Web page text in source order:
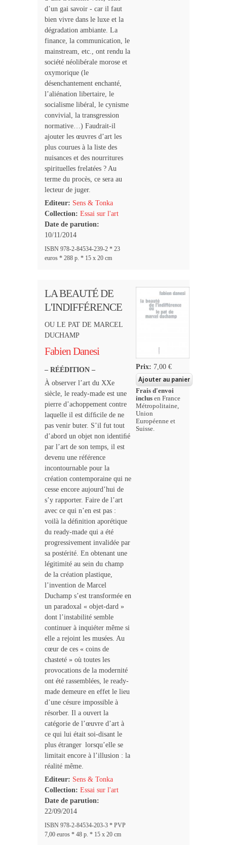
d’un gai savoir - car il faut
bien vivre dans le luxe et la
dégradation ambiante. La
finance, la communication, le
mainstream, etc., ont rendu la
société néolibérale morose et
oxymorique (le
désenchantement enchanté,
l’aliénation libertaire, le
socialisme libéral, le cynisme
convivial, la transgression
normative…) Faudrait-il
ajouter les œuvres d’art les
plus courues à la liste des
nuisances et des nourritures
spirituelles frelatées ? Au
terme du procès, ce sera au
lecteur de juger.
Editeur: Sens & Tonka
Collection: Essai sur l'art
Date de parution:
10/11/2014
ISBN 978-2-84534-239-2 * 23
euros * 288 p. * 15 x 20 cm
LA BEAUTÉ DE
L'INDIFFÉRENCE
OU LE PAT DE MARCEL
DUCHAMP
Fabien Danesi
– RÉÉDITION –
À observer l’art du XXe
siècle, le ready-made est une
pierre d’achoppement contre
laquelle il est difﬁcile de ne
pas venir buter. S’il fut tout
d’abord un objet non identiﬁé
par l’art de son temps, il est
devenu une référence
incontournable pour la
création contemporaine qui ne
cesse encore aujourd’hui de
s’y rapporter. Faire de l’art
avec ce qui n’en est pas :
voilà la déﬁnition aporétique
du ready-made qui a été
progressivement invalidée par
sa postérité. En obtenant une
légitimité au sein du champ
de la création plastique,
l’invention de Marcel
Duchamp s’est transformée en
un paradoxal « objet-dard »
dont l’instabilité semble
continuer à inquiéter même si
elle a rejoint les musées. Au
cœur de ces « coins de
chasteté » où toutes les
provocations de la modernité
ont été rassemblées, le ready-
made demeure en effet le lieu
d’une césure impossible à
résorber. Il a ouvert la
catégorie de l’œuvre d’art à
ce qui lui était soi-disant le
plus étranger lorsqu’elle se
limitait encore à l’illusion : la
réalité même.
Editeur: Sens & Tonka
Collection: Essai sur l'art
Date de parution:
22/09/2014
ISBN 978-2-84534-203-3 * PVP
7,00 euros * 48 p. * 15 x 20 cm
Prix: 7,00 €
Frais d'envoi
inclus en France
Métropolitaine,
Union
Européenne et
Suisse.